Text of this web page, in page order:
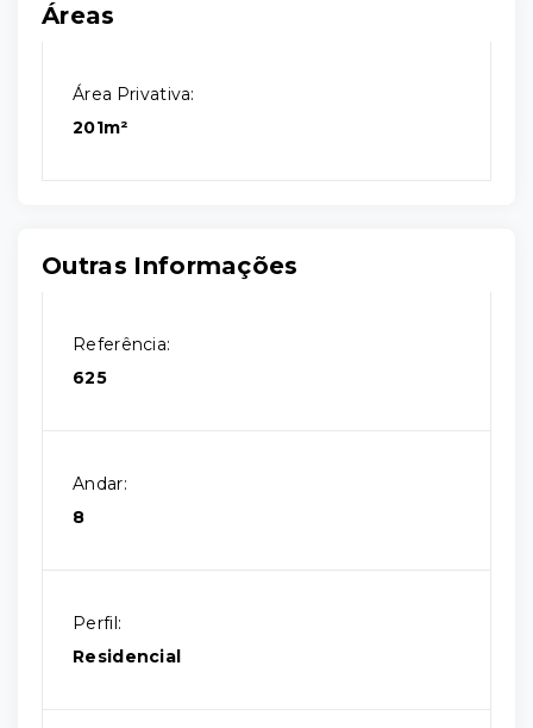
Áreas
Área Privativa:
201m²
Outras Informações
Referência:
625
Andar:
8
Perfil:
Residencial